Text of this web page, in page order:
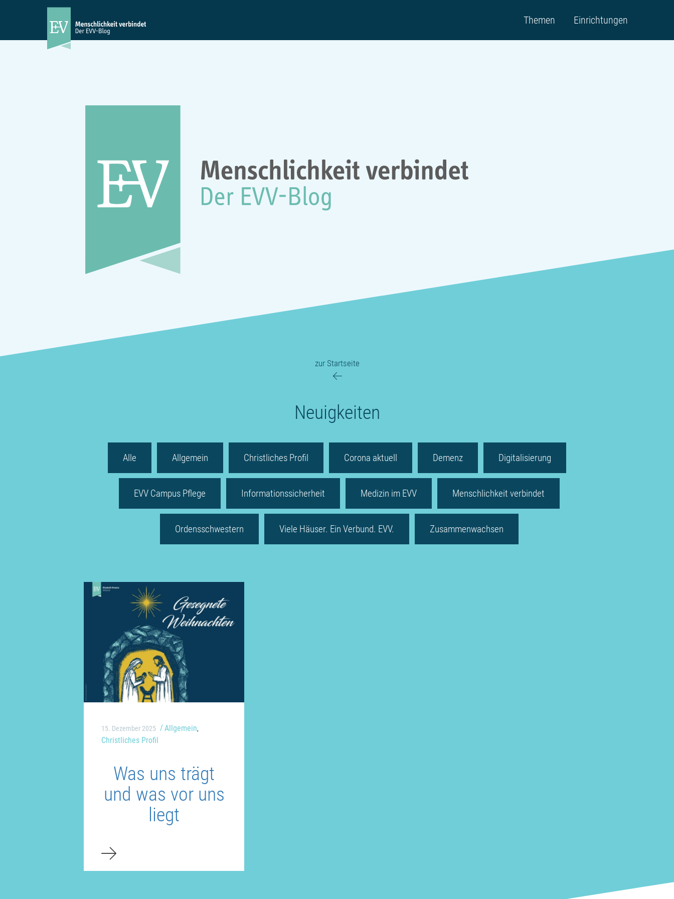
Themen Einrichtungen
zur Startseite
Neuigkeiten
Alle Allgemein Christliches Profil Corona aktuell Demenz Digitalisierung
EVV Campus Pflege Informationssicherheit Medizin im EVV Menschlichkeit verbindet
Ordensschwestern Viele Häuser. Ein Verbund. EVV. Zusammenwachsen
15. Dezember 2025 Allgemein,
Christliches Profil
Was uns trägt
und was vor uns
liegt